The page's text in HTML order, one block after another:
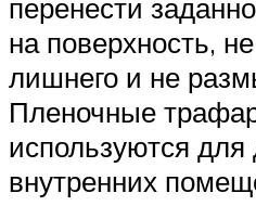
перенести
на поверхность,
лишнего и не
Пленочные
используются для
внутренних